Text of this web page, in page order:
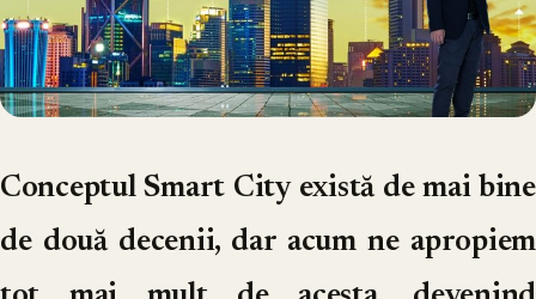
Conceptul Smart City există de mai bine
de două decenii, dar acum ne apropiem